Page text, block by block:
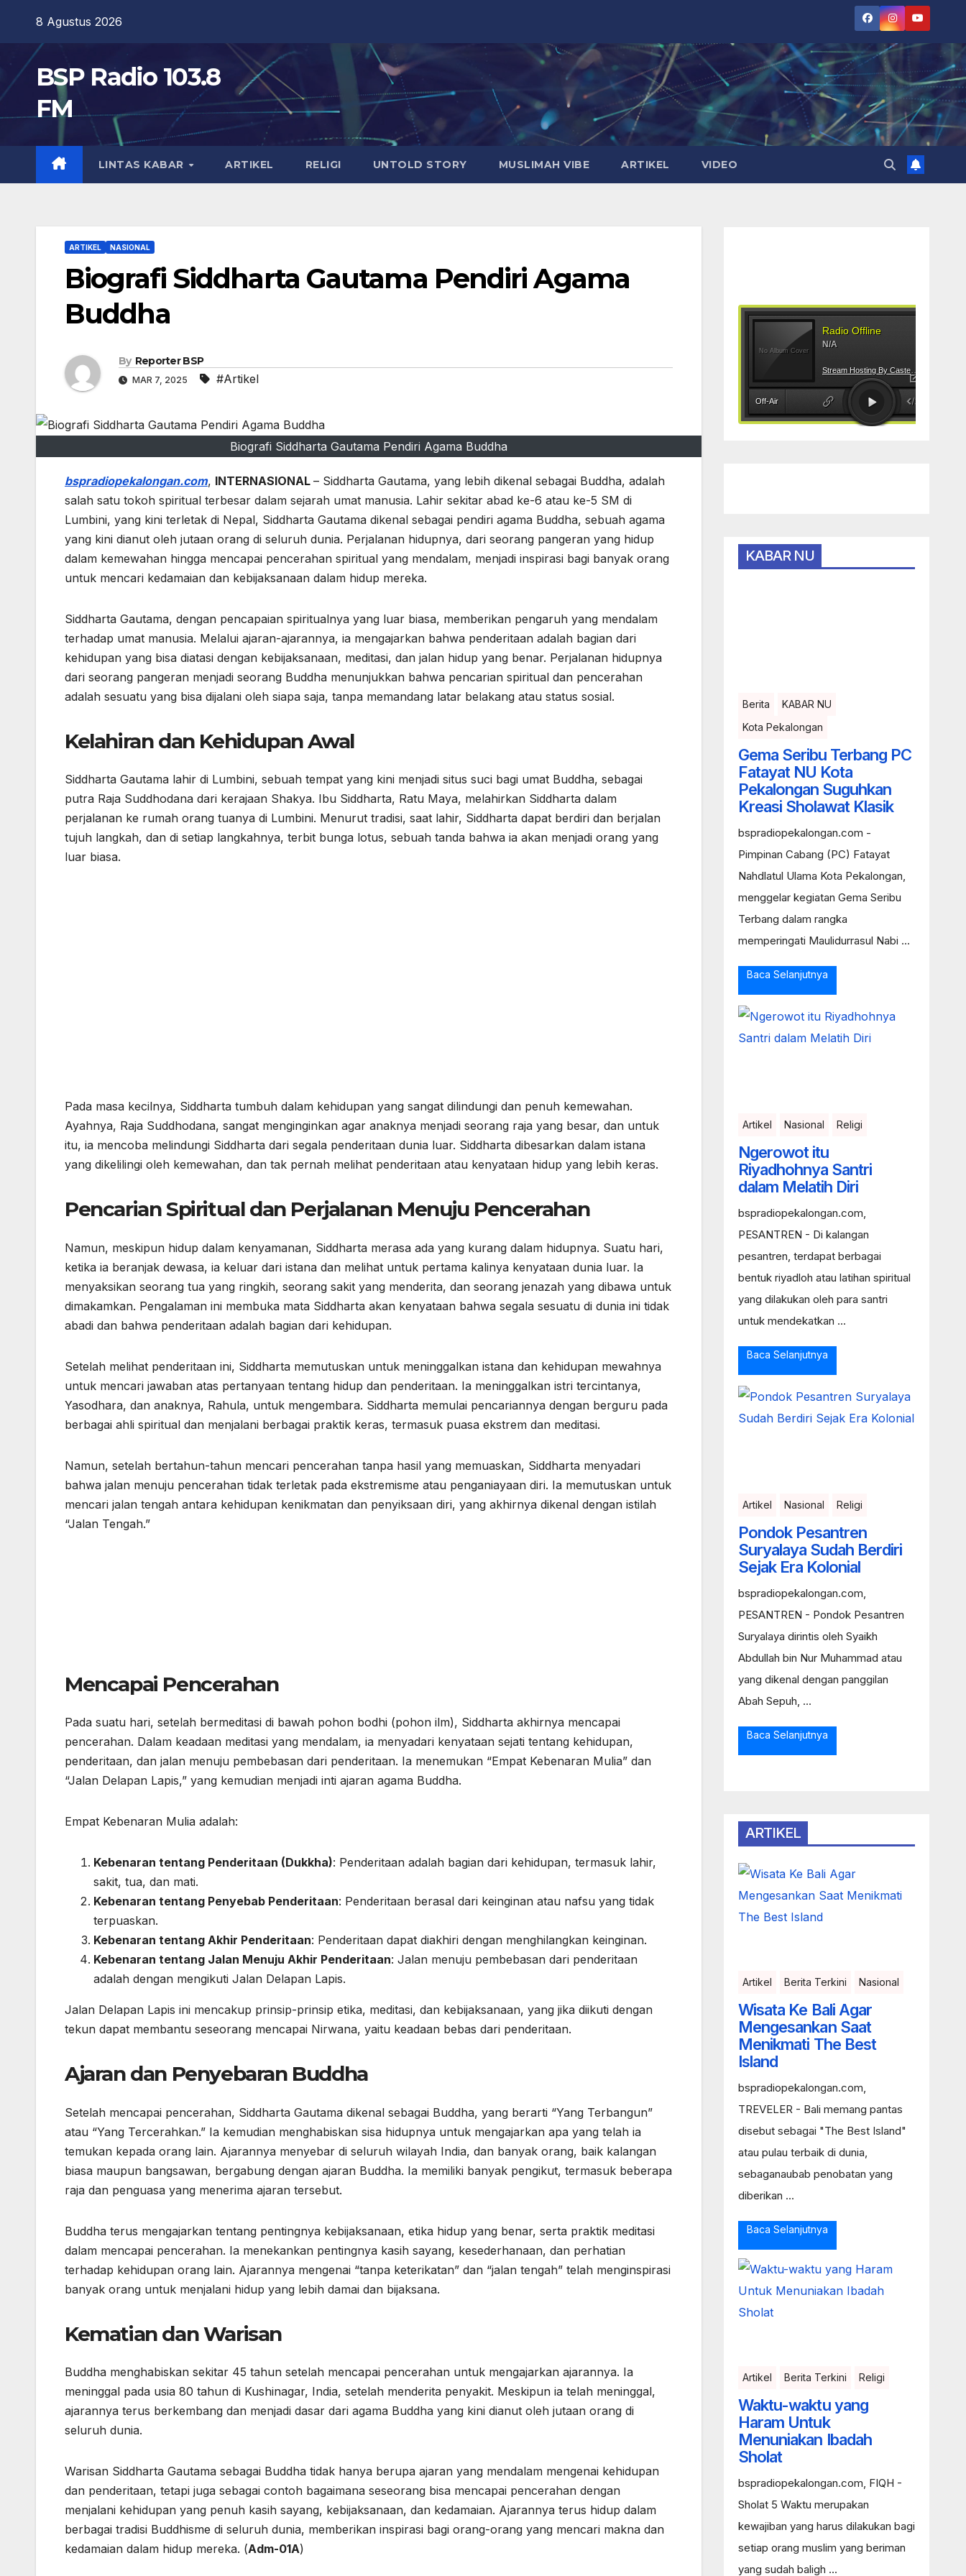
content
8 Agustus 2026
BSP Radio 103.8
FM
LINTAS KABAR ARTIKEL RELIGI UNTOLD STORY MUSLIMAH VIBE ARTIKEL VIDEO
ARTIKEL NASIONAL
Biografi Siddharta Gautama Pendiri Agama
Buddha
By Reporter BSP
MAR 7, 2025 #Artikel
Biografi Siddharta Gautama Pendiri Agama Buddha
bspradiopekalongan.com, INTERNASIONAL – Siddharta Gautama, yang lebih dikenal sebagai Buddha, adalah
salah satu tokoh spiritual terbesar dalam sejarah umat manusia. Lahir sekitar abad ke-6 atau ke-5 SM di
Lumbini, yang kini terletak di Nepal, Siddharta Gautama dikenal sebagai pendiri agama Buddha, sebuah agama
yang kini dianut oleh jutaan orang di seluruh dunia. Perjalanan hidupnya, dari seorang pangeran yang hidup
dalam kemewahan hingga mencapai pencerahan spiritual yang mendalam, menjadi inspirasi bagi banyak orang
untuk mencari kedamaian dan kebijaksanaan dalam hidup mereka.
Siddharta Gautama, dengan pencapaian spiritualnya yang luar biasa, memberikan pengaruh yang mendalam
terhadap umat manusia. Melalui ajaran-ajarannya, ia mengajarkan bahwa penderitaan adalah bagian dari
kehidupan yang bisa diatasi dengan kebijaksanaan, meditasi, dan jalan hidup yang benar. Perjalanan hidupnya
dari seorang pangeran menjadi seorang Buddha menunjukkan bahwa pencarian spiritual dan pencerahan
adalah sesuatu yang bisa dijalani oleh siapa saja, tanpa memandang latar belakang atau status sosial.
Kelahiran dan Kehidupan Awal
Siddharta Gautama lahir di Lumbini, sebuah tempat yang kini menjadi situs suci bagi umat Buddha, sebagai
putra Raja Suddhodana dari kerajaan Shakya. Ibu Siddharta, Ratu Maya, melahirkan Siddharta dalam
perjalanan ke rumah orang tuanya di Lumbini. Menurut tradisi, saat lahir, Siddharta dapat berdiri dan berjalan
tujuh langkah, dan di setiap langkahnya, terbit bunga lotus, sebuah tanda bahwa ia akan menjadi orang yang
luar biasa.
Pada masa kecilnya, Siddharta tumbuh dalam kehidupan yang sangat dilindungi dan penuh kemewahan.
Ayahnya, Raja Suddhodana, sangat menginginkan agar anaknya menjadi seorang raja yang besar, dan untuk
itu, ia mencoba melindungi Siddharta dari segala penderitaan dunia luar. Siddharta dibesarkan dalam istana
yang dikelilingi oleh kemewahan, dan tak pernah melihat penderitaan atau kenyataan hidup yang lebih keras.
Pencarian Spiritual dan Perjalanan Menuju Pencerahan
Namun, meskipun hidup dalam kenyamanan, Siddharta merasa ada yang kurang dalam hidupnya. Suatu hari,
ketika ia beranjak dewasa, ia keluar dari istana dan melihat untuk pertama kalinya kenyataan dunia luar. Ia
menyaksikan seorang tua yang ringkih, seorang sakit yang menderita, dan seorang jenazah yang dibawa untuk
dimakamkan. Pengalaman ini membuka mata Siddharta akan kenyataan bahwa segala sesuatu di dunia ini tidak
abadi dan bahwa penderitaan adalah bagian dari kehidupan.
Setelah melihat penderitaan ini, Siddharta memutuskan untuk meninggalkan istana dan kehidupan mewahnya
untuk mencari jawaban atas pertanyaan tentang hidup dan penderitaan. Ia meninggalkan istri tercintanya,
Yasodhara, dan anaknya, Rahula, untuk mengembara. Siddharta memulai pencariannya dengan berguru pada
berbagai ahli spiritual dan menjalani berbagai praktik keras, termasuk puasa ekstrem dan meditasi.
Namun, setelah bertahun-tahun mencari pencerahan tanpa hasil yang memuaskan, Siddharta menyadari
bahwa jalan menuju pencerahan tidak terletak pada ekstremisme atau penganiayaan diri. Ia memutuskan untuk
mencari jalan tengah antara kehidupan kenikmatan dan penyiksaan diri, yang akhirnya dikenal dengan istilah
“Jalan Tengah.”
Mencapai Pencerahan
Pada suatu hari, setelah bermeditasi di bawah pohon bodhi (pohon ilm), Siddharta akhirnya mencapai
pencerahan. Dalam keadaan meditasi yang mendalam, ia menyadari kenyataan sejati tentang kehidupan,
penderitaan, dan jalan menuju pembebasan dari penderitaan. Ia menemukan “Empat Kebenaran Mulia” dan
“Jalan Delapan Lapis,” yang kemudian menjadi inti ajaran agama Buddha.
Empat Kebenaran Mulia adalah:
Kebenaran tentang Penderitaan (Dukkha): Penderitaan adalah bagian dari kehidupan, termasuk lahir,
sakit, tua, dan mati.
Kebenaran tentang Penyebab Penderitaan: Penderitaan berasal dari keinginan atau nafsu yang tidak
terpuaskan.
Kebenaran tentang Akhir Penderitaan: Penderitaan dapat diakhiri dengan menghilangkan keinginan.
Kebenaran tentang Jalan Menuju Akhir Penderitaan: Jalan menuju pembebasan dari penderitaan
adalah dengan mengikuti Jalan Delapan Lapis.
Jalan Delapan Lapis ini mencakup prinsip-prinsip etika, meditasi, dan kebijaksanaan, yang jika diikuti dengan
tekun dapat membantu seseorang mencapai Nirwana, yaitu keadaan bebas dari penderitaan.
Ajaran dan Penyebaran Buddha
Setelah mencapai pencerahan, Siddharta Gautama dikenal sebagai Buddha, yang berarti “Yang Terbangun”
atau “Yang Tercerahkan.” Ia kemudian menghabiskan sisa hidupnya untuk mengajarkan apa yang telah ia
temukan kepada orang lain. Ajarannya menyebar di seluruh wilayah India, dan banyak orang, baik kalangan
biasa maupun bangsawan, bergabung dengan ajaran Buddha. Ia memiliki banyak pengikut, termasuk beberapa
raja dan penguasa yang menerima ajaran tersebut.
Buddha terus mengajarkan tentang pentingnya kebijaksanaan, etika hidup yang benar, serta praktik meditasi
dalam mencapai pencerahan. Ia menekankan pentingnya kasih sayang, kesederhanaan, dan perhatian
terhadap kehidupan orang lain. Ajarannya mengenai “tanpa keterikatan” dan “jalan tengah” telah menginspirasi
banyak orang untuk menjalani hidup yang lebih damai dan bijaksana.
Kematian dan Warisan
Buddha menghabiskan sekitar 45 tahun setelah mencapai pencerahan untuk mengajarkan ajarannya. Ia
meninggal pada usia 80 tahun di Kushinagar, India, setelah menderita penyakit. Meskipun ia telah meninggal,
ajarannya terus berkembang dan menjadi dasar dari agama Buddha yang kini dianut oleh jutaan orang di
seluruh dunia.
Warisan Siddharta Gautama sebagai Buddha tidak hanya berupa ajaran yang mendalam mengenai kehidupan
dan penderitaan, tetapi juga sebagai contoh bagaimana seseorang bisa mencapai pencerahan dengan
menjalani kehidupan yang penuh kasih sayang, kebijaksanaan, dan kedamaian. Ajarannya terus hidup dalam
berbagai tradisi Buddhisme di seluruh dunia, memberikan inspirasi bagi orang-orang yang mencari makna dan
kedamaian dalam hidup mereka. (Adm-01A)
KABAR NU
Berita
KABAR NU
Kota Pekalongan
Gema Seribu Terbang PC
Fatayat NU Kota
Pekalongan Suguhkan
Kreasi Sholawat Klasik
bspradiopekalongan.com -
Pimpinan Cabang (PC) Fatayat
Nahdlatul Ulama Kota Pekalongan,
menggelar kegiatan Gema Seribu
Terbang dalam rangka
memperingati Maulidurrasul Nabi ...
Baca Selanjutnya
Artikel Nasional Religi
Ngerowot itu
Riyadhohnya Santri
dalam Melatih Diri
bspradiopekalongan.com,
PESANTREN - Di kalangan
pesantren, terdapat berbagai
bentuk riyadloh atau latihan spiritual
yang dilakukan oleh para santri
untuk mendekatkan ...
Baca Selanjutnya
Artikel Nasional Religi
Pondok Pesantren
Suryalaya Sudah Berdiri
Sejak Era Kolonial
bspradiopekalongan.com,
PESANTREN - Pondok Pesantren
Suryalaya dirintis oleh Syaikh
Abdullah bin Nur Muhammad atau
yang dikenal dengan panggilan
Abah Sepuh, ...
Baca Selanjutnya
ARTIKEL
Artikel Berita Terkini Nasional
Wisata Ke Bali Agar
Mengesankan Saat
Menikmati The Best
Island
bspradiopekalongan.com,
TREVELER - Bali memang pantas
disebut sebagai "The Best Island"
atau pulau terbaik di dunia,
sebaganaubab penobatan yang
diberikan ...
Baca Selanjutnya
Artikel Berita Terkini Religi
Waktu-waktu yang
Haram Untuk
Menuniakan Ibadah
Sholat
bspradiopekalongan.com, FIQH -
Sholat 5 Waktu merupakan
kewajiban yang harus dilakukan bagi
setiap orang muslim yang beriman
yang sudah baligh ...